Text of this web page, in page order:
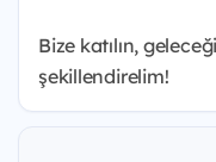
Bize katılın,
şekillendirelim!